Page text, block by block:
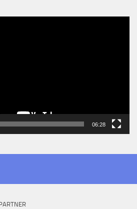
06:28